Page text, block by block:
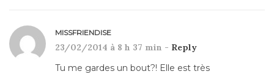
MISSFRIENDISE
23/02/2014 à 8 h 37 min - Reply
Tu me gardes un bout?! Elle est très